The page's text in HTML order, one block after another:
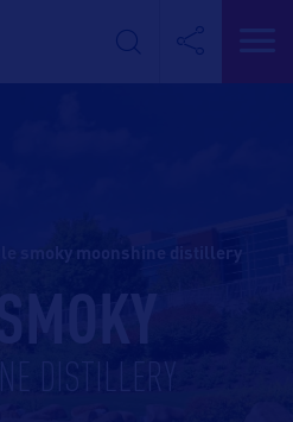
ole smoky moonshine distillery
DISTILLERY